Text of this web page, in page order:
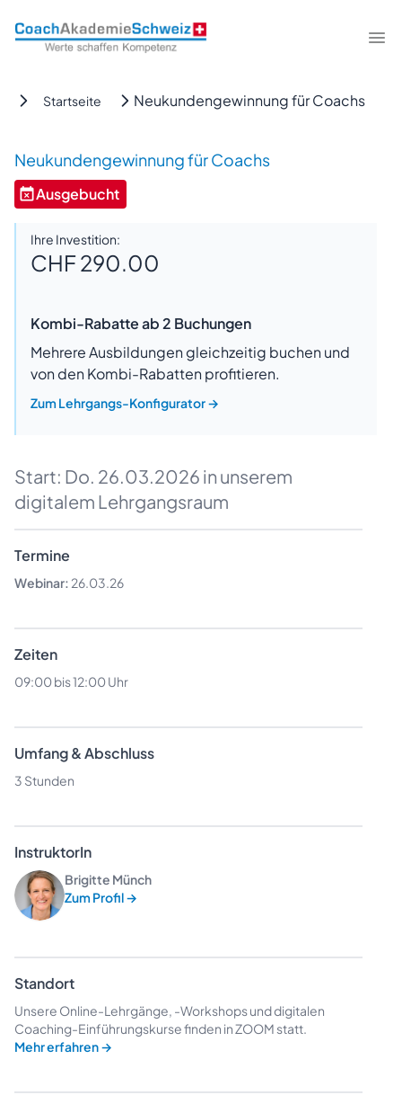
CoachAkademieSchweiz
Startseite Neukundengewinnung für Coachs
Neukundengewinnung für Coachs
Ausgebucht
Ihre Investition:
CHF 290.00
Kombi-Rabatte ab 2 Buchungen
Mehrere Ausbildungen gleichzeitig buchen und
von den Kombi-Rabatten profitieren.
Zum Lehrgangs-Konfigurator→
Start: Do. 26.03.2026 in unserem
digitalem Lehrgangsraum
Termine
Webinar: 26.03.26
Zeiten
09:00 bis 12:00 Uhr
Umfang & Abschluss
3 Stunden
InstruktorIn
Brigitte Münch
Zum Profil→
Standort
Unsere Online-Lehrgänge, -Workshops und digitalen
Coaching-Einführungskurse finden in ZOOM statt.
Mehr erfahren→